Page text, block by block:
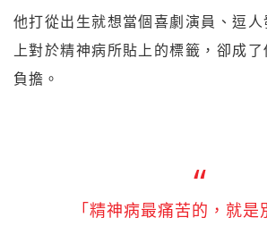
他打從出生就想當個喜劇演員、逗
上對於精神病所貼上的標籤，卻成
負擔。
「精神病最痛苦的，就是